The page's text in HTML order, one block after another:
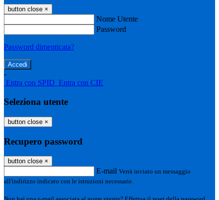
button close ×
Nome Utente
Password
Password dimenticata?
-
Entra con SPID Entra con CIE
Seleziona utente
button close ×
Recupero password
button close ×
E-mail Verrà inviato un messaggio
all'indirizzo indicato con le istruzioni necessarie.